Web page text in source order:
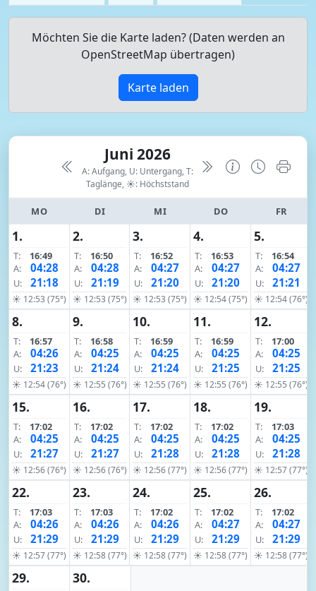
Möchten Sie die Karte laden? (Daten werden an
OpenStreetMap übertragen)
Karte laden
Juni 2026
A: Aufgang, U: Untergang, T:
Taglänge, ☀: Höchststand
MO DI MI DO FR
1.
T:
16:49
A:
04:28
U: 21:18
☀ 12:53 (75°)
2.
T:
16:50
A:
04:28
U: 21:19
☀ 12:53 (75°)
3.
T:
16:52
A:
04:27
U: 21:20
☀ 12:53 (75°)
4.
T:
16:53
A:
04:27
U: 21:20
☀ 12:54 (75°)
5.
T:
16:54
A:
04:27
U: 21:21
☀ 12:54 (76°)
8.
T:
16:57
A:
04:26
U: 21:23
☀ 12:54 (76°)
9.
T:
16:58
A:
04:25
U: 21:24
☀ 12:55 (76°)
10.
T:
16:59
A:
04:25
U: 21:24
☀ 12:55 (76°)
11.
T:
16:59
A:
04:25
U: 21:25
☀ 12:55 (76°)
12.
T:
17:00
A:
04:25
U: 21:25
☀ 12:55 (76°)
15.
T:
17:02
A:
04:25
U: 21:27
☀ 12:56 (76°)
16.
T:
17:02
A:
04:25
U: 21:27
☀ 12:56 (76°)
17.
T:
17:02
A:
04:25
U: 21:28
☀ 12:56 (77°)
18.
T:
17:02
A:
04:25
U: 21:28
☀ 12:56 (77°)
19.
T:
17:03
A:
04:25
U: 21:28
☀ 12:57 (77°)
22.
T:
17:03
A:
04:26
U: 21:29
☀ 12:57 (77°)
23.
T:
17:03
A:
04:26
U: 21:29
☀ 12:58 (77°)
24.
T:
17:02
A:
04:26
U: 21:29
☀ 12:58 (77°)
25.
T:
17:02
A:
04:27
U: 21:29
☀ 12:58 (77°)
26.
T:
17:02
A:
04:27
U: 21:29
☀ 12:58 (77°)
29. 30.